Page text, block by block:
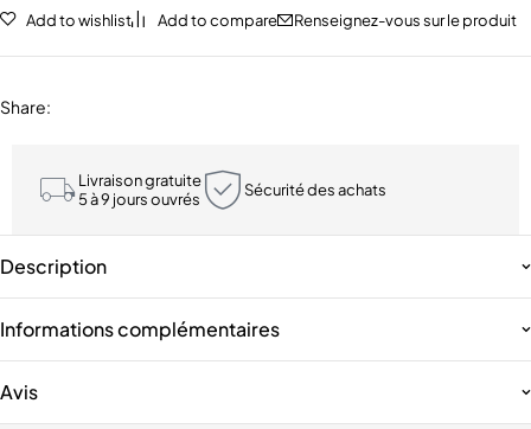
Add to wishlist Add to compare Renseignez-vous sur le produit
Share:
Livraison gratuite
5 à 9 jours ouvrés
Sécurité des achats
Description
Informations complémentaires
Avis